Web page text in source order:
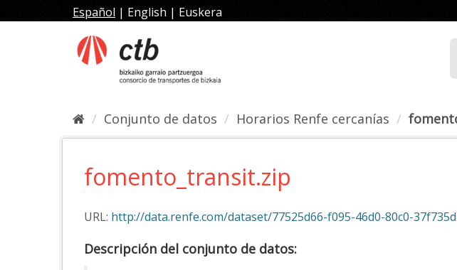
al
Español | English | Euskera
Conjunto de datos Horarios Renfe cercanías
fomento_transit.zip
URL: http://data.renfe.com/dataset/77525d66-f095-46d0-80c0-
Descripción del conjunto de datos: